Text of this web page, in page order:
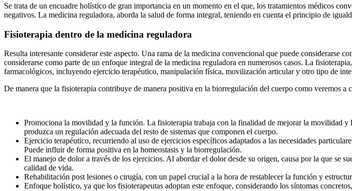
Se trata de un encuadre holístico de gran importancia en un momento en el que, los tratamientos médicos
negativos. La medicina reguladora, aborda la salud de forma integral, teniendo en cuenta el principio de
Fisioterapia dentro de la medicina reguladora
Resulta interesante considerar este aspecto. Una rama de la medicina convencional que puede considerarse
considerarse como parte de un enfoque integral de la medicina reguladora en numerosos casos. La
farmacológicos, incluyendo ejercicio terapéutico, manipulación física, movilización articular y otro tipo de
De manera que la fisioterapia contribuye de manera positiva en la biorregulación del cuerpo como veremos a
Promociona la movilidad y la función. La fisioterapia trabaja con la finalidad de mejorar la movilidad
produzca un regulación adecuada del resto de sistemas que componen el cuerpo.
Ejercicio terapéutico, recurriendo al uso de ejercicios específicos adaptados a las necesidades
Puede influir de forma positiva en la homeostasis y la biorregulación.
El manejo de dolor a través de los ejercicios. Al abordar el dolor desde su origen, causa por la que
calidad de vida.
Rehabilitación post lesiones o cirugía, con un papel crucial a la hora de restablecer la función y
Enfoque holístico, ya que los fisioterapeutas adoptan este enfoque, considerando los síntomas